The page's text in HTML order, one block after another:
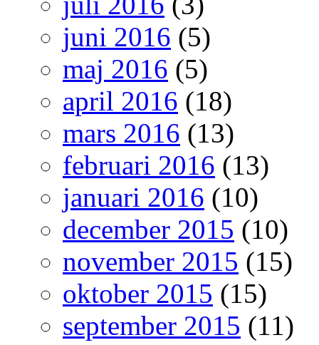
juni 2016 (5)
maj 2016 (5)
april 2016 (18)
mars 2016 (13)
februari 2016 (13)
januari 2016 (10)
december 2015 (10)
november 2015 (15)
oktober 2015 (15)
september 2015 (11)